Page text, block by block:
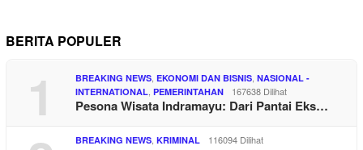
BERITA POPULER
1 BREAKING NEWS EKONOMI DAN BISNIS NASIONAL -
INTERNATIONAL PEMERINTAHAN 167638 Dilihat
Pesona Wisata Indramayu: Dari Pantai Eks…
BREAKING NEWS KRIMINAL 116094 Dilihat